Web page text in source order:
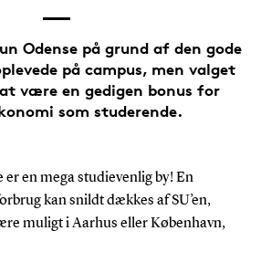
Odense på grund af den gode
på campus, men valget
være en gedigen bonus for
som studerende.
er en mega studievenlig by! En
kan snildt dækkes af SU’en,
muligt i Aarhus eller København,